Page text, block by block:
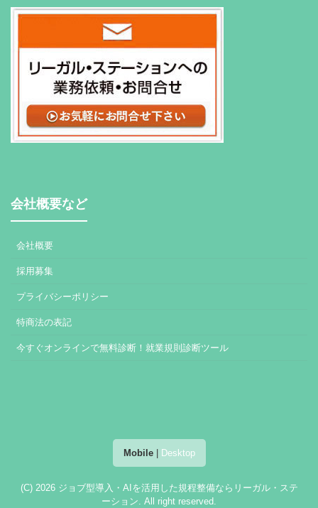
会社概要など
会社概要
採用募集
プライバシーポリシー
特商法の表記
今すぐオンラインで無料診断！就業規則診断ツール
Mobile| Desktop
(C) 2026 ジョブ型導入・AIを活用した規程整備ならリーガル・ステ
ーション. All right reserved.